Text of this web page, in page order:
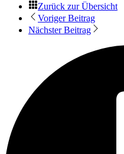
Zurück zur Übersicht
Voriger Beitrag
Nächster Beitrag